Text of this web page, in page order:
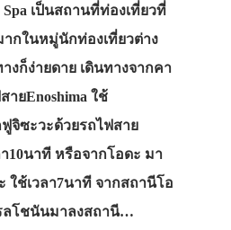
Spa เป็นสถานที่ท่องเที่ยวที่
กในหมู่นักท่องเที่ยวต่าง
งก็ง่ายดาย เดินทางจากคา
ายEnoshima ใช้
จิซะวะด้วยรถไฟสาย
า10นาที หรือจากโอดะ มา
ใช้เวลา7นาที จากสถานีโอ
ลโชนันมาลงสถานี…